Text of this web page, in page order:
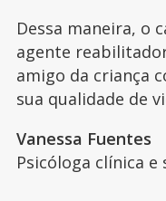
Dessa maneira, o
agente
amigo da criança
sua qualidade de
Vanessa Fuentes
Psicóloga clínica e